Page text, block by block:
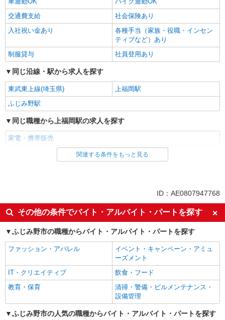
交通費支給
社会保険あり
入社祝い金あり
各種手当（家族・役職・インセン
ティブなど）あり
制服貸与
社員登用あり
同じ沿線・駅から求人を探す
東武東上線(埼玉県)
上福岡駅
ふじみ野駅
同じ職種から上福岡駅の求人を探す
家電・携帯販売
同じ雇用形態から上福岡駅の求人を探す
即日勤務OK
履歴書不要
Web面接OK
未経験歓迎
ミドル（40代～）活躍中
英語が活かせる
語学力を活かせる（英語以外）
高収入・高額
ボーナス・賞与あり
昇給あり
日払い
週払い
髪型・髪色自由
ネイルOK
ピアスOK
関連する条件をもっと見る
ID：AE0807947768
その他の条件でバイト・アルバイト・パートを探す
ふじみ野市の職種からバイト・アルバイト・パートを探す
ファッション・アパレル
イベント・キャンペーン・アミュ
ーズメント
IT・クリエイティブ
飲食・フード
教育・保育
清掃・警備・ビルメンテナンス・
設備管理
ふじみ野市の人気の職種からバイト・アルバイト・パートを探す